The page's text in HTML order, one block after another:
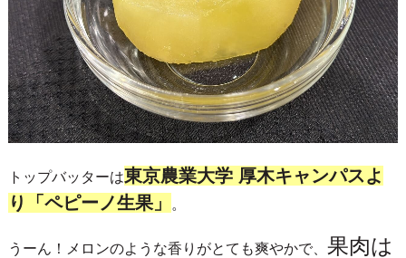
トップバッターは東京農業大学 厚木キャンパスよ
り「ペピーノ生果」
。
うーん！メロンのような香りがとても爽やかで、 果肉は